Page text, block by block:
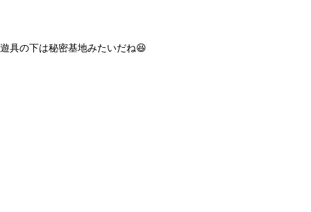
遊具の下は秘密基地みたいだね😆